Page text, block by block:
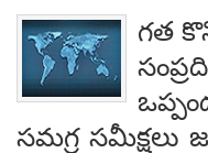
గత
సమగ్ర సమీక్షలు